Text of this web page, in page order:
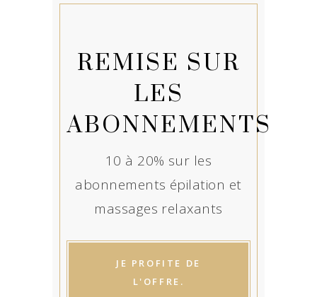
REMISE SUR
LES
ABONNEMENTS
10 à 20% sur les
abonnements épilation et
massages relaxants
JE PROFITE DE
L'OFFRE.